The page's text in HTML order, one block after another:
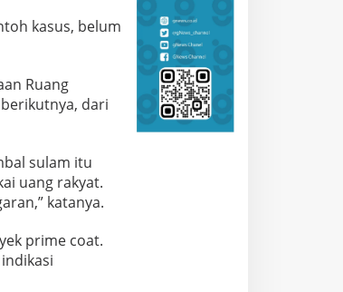
kasus, belum
Ruang
dari
sulam itu
uang rakyat.
katanya.
prime coat.